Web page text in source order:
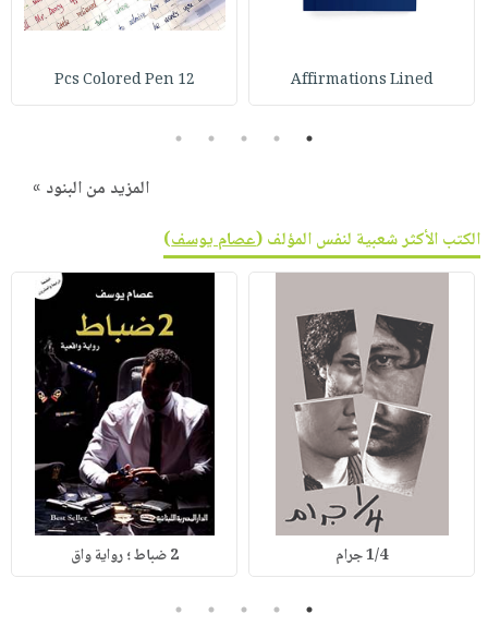
صابون
مناسبات
فيديوهات
يتكرر
طرحها
انشر
كتابك
معنا
نشرة
Affirmations Lined
12 Pcs Colored Pen
1
2
3
4
5
المزيد من البنود »
الكتب الأكثر شعبية لنفس المؤلف (عصام يوسف)
1/4 جرام 2 ضباط ؛ رواية واق
1
2
3
4
5